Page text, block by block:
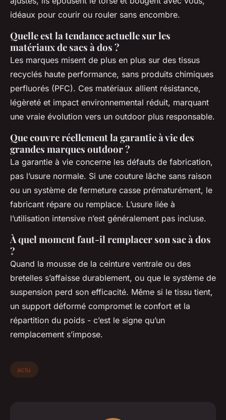
idéaux pour courir ou rouler sans encombre.
Quelle est la tendance actuelle sur les
matériaux de sacs à dos ?
Les marques misent de plus en plus sur des tissus
recyclés haute performance, sans produits chimiques
perfluorés (PFC). Ces matériaux allient résistance,
légèreté et impact environnemental réduit, marquant
une vraie évolution vers un outdoor plus responsable.
Que couvre réellement la garantie à vie des
grandes marques outdoor ?
La garantie à vie concerne les défauts de fabrication,
pas l’usure normale. Si une couture lâche sans raison
ou un système de fermeture casse prématurément, le
fabricant répare ou remplace. L’usure liée à
l’utilisation intensive n’est généralement pas incluse.
À quel moment faut-il remplacer son sac à dos
?
Quand la mousse de la ceinture ventrale ou des
bretelles s’affaisse durablement, ou que le système de
suspension perd son efficacité. Même si le tissu tient,
un support déformé compromet le confort et la
répartition du poids - c’est le signe qu’un
remplacement s’impose.
actu